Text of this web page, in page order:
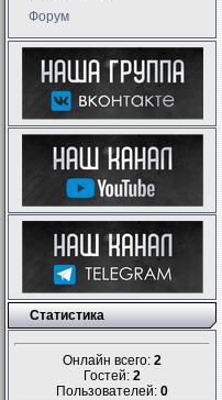
Форум
Статистика
Онлайн всего: 2
Гостей: 2
Пользователей: 0